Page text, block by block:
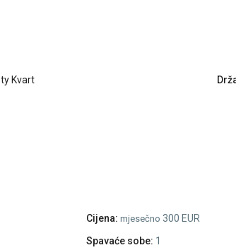
Kvart
Cijena: mjesečno 300 EUR
Spavaće sobe: 1